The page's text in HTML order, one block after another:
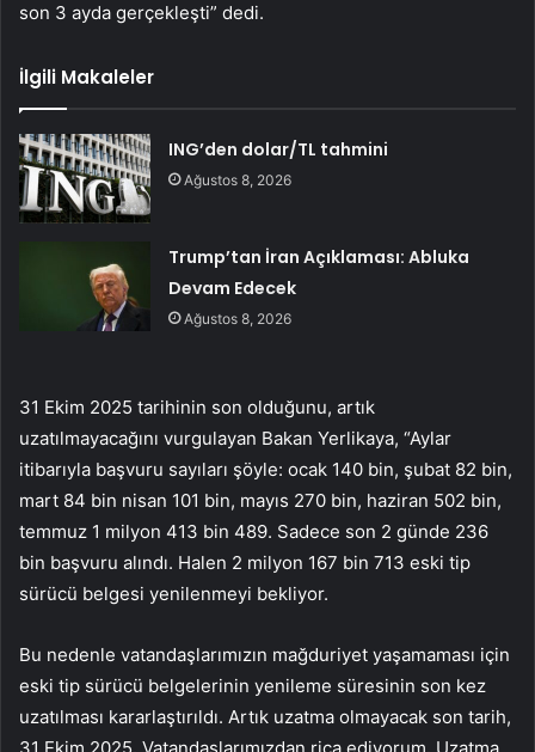
son 3 ayda gerçekleşti” dedi.
İlgili Makaleler
ING’den dolar/TL tahmini
Ağustos 8, 2026
Trump’tan İran Açıklaması: Abluka
Devam Edecek
Ağustos 8, 2026
31 Ekim 2025 tarihinin son olduğunu, artık
uzatılmayacağını vurgulayan Bakan Yerlikaya, “Aylar
itibarıyla başvuru sayıları şöyle: ocak 140 bin, şubat 82 bin,
mart 84 bin nisan 101 bin, mayıs 270 bin, haziran 502 bin,
temmuz 1 milyon 413 bin 489. Sadece son 2 günde 236
bin başvuru alındı. Halen 2 milyon 167 bin 713 eski tip
sürücü belgesi yenilenmeyi bekliyor.
Bu nedenle vatandaşlarımızın mağduriyet yaşamaması için
eski tip sürücü belgelerinin yenileme süresinin son kez
uzatılması kararlaştırıldı. Artık uzatma olmayacak son tarih,